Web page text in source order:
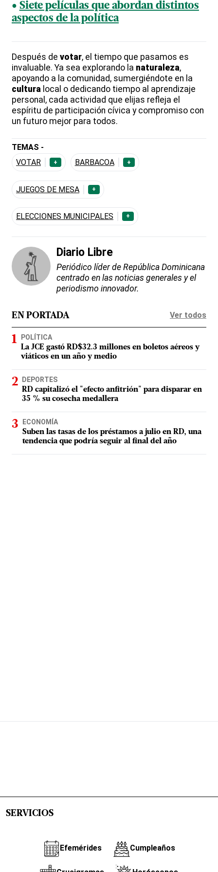
Siete películas que abordan distintos
aspectos de la política
Después de votar, el tiempo que pasamos es
invaluable. Ya sea explorando la naturaleza,
apoyando a la comunidad, sumergiéndote en la
cultura local o dedicando tiempo al aprendizaje
personal, cada actividad que elijas refleja el
espíritu de participación cívica y compromiso con
un futuro mejor para todos.
TEMAS -
VOTAR
+ BARBACOA +
JUEGOS DE MESA +
ELECCIONES MUNICIPALES +
Diario Libre
Periódico líder de República Dominicana
centrado en las noticias generales y el
periodismo innovador.
EN PORTADA Ver todos
POLÍTICA
La JCE gastó RD$32.3 millones en boletos aéreos y
viáticos en un año y medio
DEPORTES
RD capitalizó el "efecto anfitrión" para disparar en
35 % su cosecha medallera
ECONOMÍA
Suben las tasas de los préstamos a julio en RD, una
tendencia que podría seguir al final del año
SERVICIOS
Efemérides Cumpleaños